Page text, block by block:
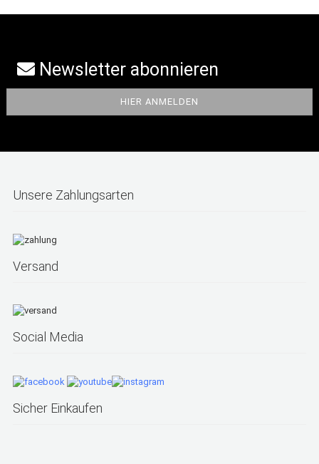
Newsletter abonnieren
Unsere Zahlungsarten
Versand
Social Media
Sicher Einkaufen